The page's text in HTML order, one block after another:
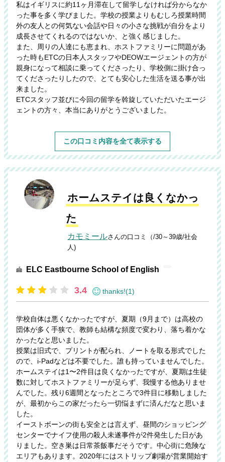
私はイギリスに約11ヶ月滞在して留学しなければ分からなか
った事を多く学びました。学校の授業よりもむしろ授業時間
外の友人との何気ない会話や日々の小さな挑戦が自分をより
成長させてくれるのではないか、と強く感じました。
また、周りの人達にも恵まれ、ホストファミリーに問題があ
った時もETCの日本人スタッフやDEOWエージェントの方が
親身になって相談に乗ってくださったり、学校側に掛け合っ
てくださったりしたので、とても安心した生活を送る事が出
来ました。
ETCスタッフ並びに今回の留学を斡旋していただいたエージ
ェントの方々、本当にありがとうございました。
この口コミ内容を全て表示する
ホームステイは良くなかっ
た
カモミールさんの口コミ（/30～39歳/社会
人)
ELC Eastbourne School of English
3.4 thanks!(1)
学校自体は悪くなかったですが、夏期（9月まで）は高校の
団体が多く手狭で、教師も結構な頻度で変わり、落ち着かな
かったなと思いました。
授業は旧式で、プリントが配られ、ノートを取る形式でした
ので、i-Padなどは不要でした。誰も持っていませんでした。
ホームステイは1〜2件目は良くなかったですが、夏期は生徒
数に対してホストファミリーが足らず、我慢する他ありませ
んでした。残り6週間となったところで3件目に移動しました
が、最初からこの家だったら一切悩まずに済んだなと思いま
した。
イーストボーンの街も安全とは言えず、昼間のショッピング
センターでナイフ使用の殺人未遂事件が2件発生した日があ
りました。空き巣は日常茶飯事だそうです。中心街に危険な
エリアもあります。2020年にはストリップ劇場が営業開始す